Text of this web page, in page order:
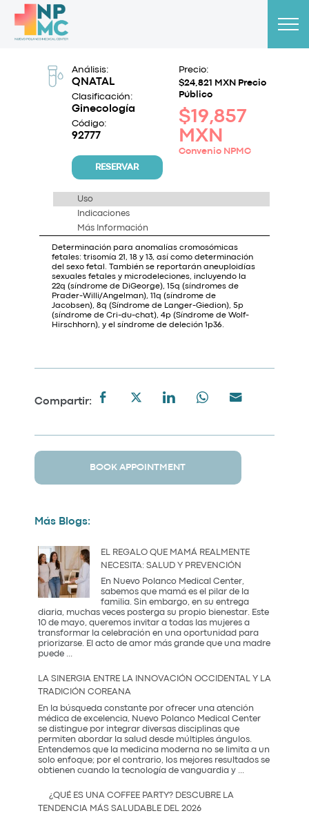
Análisis:
QNATAL
Clasificación:
Ginecología
Código:
92777
RESERVAR
Precio:
$24,821 MXN Precio
Público
$19,857
MXN
Convenio NPMC
Uso
Indicaciones
Más Información
Determinación para anomalías cromosómicas
fetales: trisomía 21, 18 y 13, así como determinación
del sexo fetal. También se reportarán aneuploidías
sexuales fetales y microdeleciones, incluyendo la
22q (síndrome de DiGeorge), 15q (síndromes de
Prader-Willi/Angelman), 11q (síndrome de
Jacobsen), 8q (Síndrome de Langer-Giedion), 5p
(síndrome de Cri-du-chat), 4p (Síndrome de Wolf-
Hirschhorn), y el síndrome de deleción 1p36.
Compartir:
BOOK APPOINTMENT
Más Blogs:
EL REGALO QUE MAMÁ REALMENTE
NECESITA: SALUD Y PREVENCIÓN
En Nuevo Polanco Medical Center,
sabemos que mamá es el pilar de la
familia. Sin embargo, en su entrega
diaria, muchas veces posterga su propio bienestar. Este
10 de mayo, queremos invitar a todas las mujeres a
transformar la celebración en una oportunidad para
priorizarse. El acto de amor más grande que una madre
puede ...
que
Realmente
Necesita:
Salud
y
Prevención
LA SINERGIA ENTRE LA INNOVACIÓN OCCIDENTAL Y LA
TRADICIÓN COREANA
En la búsqueda constante por ofrecer una atención
médica de excelencia, Nuevo Polanco Medical Center
se distingue por integrar diversas disciplinas que
permiten abordar la salud desde múltiples ángulos.
Entendemos que la medicina moderna no se limita a un
solo enfoque; por el contrario, los mejores resultados se
obtienen cuando la tecnología de vanguardia y
¿QUÉ ES UNA COFFEE PARTY? DESCUBRE LA
TENDENCIA MÁS SALUDABLE DEL 2026